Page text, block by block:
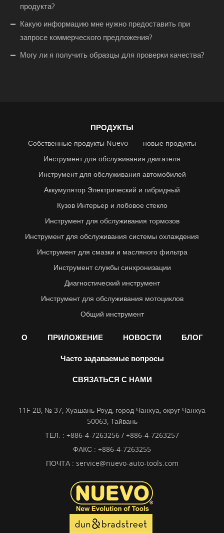
продукта?
Какую информацию мне нужно предоставить при
запросе коммерческого предложения?
Могу ли я получить образцы для проверки качества?
ПРОДУКТЫ
Собственные продукты Nuevo
новые продукты
Инструмент для обслуживания двигателя
Инструмент для обслуживания автомобилей
Аккумулятор Электрический и гибридный
Кузов Интерьер и лобовое стекло
Инструмент для обслуживания тормозов
Инструмент для обслуживания системы охлаждения
Инструмент для смазки и масляного фильтра
Инструмент службы синхронизации
Диагностический инструмент
Инструмент для обслуживания мотоциклов
Общий инструмент
О ПРИЛОЖЕНИЕ НОВОСТИ БЛОГ
Часто задаваемые вопросы
СВЯЗАТЬСЯ С НАМИ
11F-2B, № 37, Хуашань Роуд, город Чанхуа, округ Чанхуа
50063, Тайвань
ТЕЛ. : +886-4-7263256 / +886-4-7263257
ФАКС : +886-4-7263255
ПОЧТА : service@nuevo-auto-tools.com